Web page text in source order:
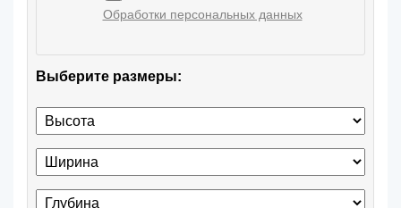
Обработки персональных данных
Выберите размеры: